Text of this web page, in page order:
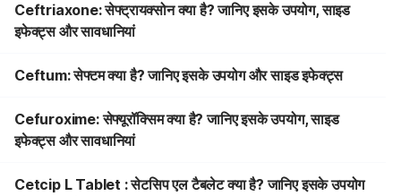
Ceftriaxone: सेफ्ट्रायक्सोन क्या है? जानिए इसके उपयोग, साइड
इफेक्ट्स और सावधानियां
Ceftum: सेफ्टम क्या है? जानिए इसके उपयोग और साइड इफेक्ट्स
Cefuroxime: सेफ्यूरॉक्सिम क्या है? जानिए इसके उपयोग, साइड
इफेक्ट्स और सावधानियां
Cetcip L Tablet : सेटसिप एल टैबलेट क्या है? जानिए इसके उपयोग